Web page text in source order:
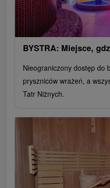
BYSTRA: Miejsce,
Nieograniczony dostęp do
pryszniców wrażeń, a
Tatr Niżnych.